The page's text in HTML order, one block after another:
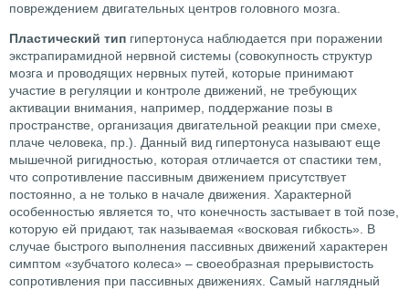
повреждением двигательных центров головного мозга.
Пластический тип гипертонуса наблюдается при поражении
экстрапирамидной нервной системы (совокупность структур
мозга и проводящих нервных путей, которые принимают
участие в регуляции и контроле движений, не требующих
активации внимания, например, поддержание позы в
пространстве, организация двигательной реакции при смехе,
плаче человека, пр.). Данный вид гипертонуса называют еще
мышечной ригидностью, которая отличается от спастики тем,
что сопротивление пассивным движением присутствует
постоянно, а не только в начале движения. Характерной
особенностью является то, что конечность застывает в той позе,
которую ей придают, так называемая «восковая гибкость». В
случае быстрого выполнения пассивных движений характерен
симптом «зубчатого колеса» – своеобразная прерывистость
сопротивления при пассивных движениях. Самый наглядный